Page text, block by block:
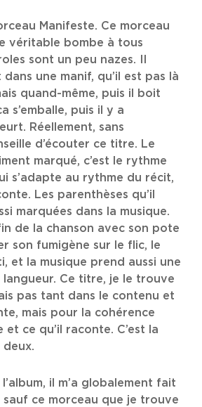
Manifeste. Ce morceau
véritable bombe à tous
sont un peu nazes. Il
une manif, qu’il est pas là
quand-même, puis il boit
s’emballe, puis il y a
Réellement, sans
d’écouter ce titre. Le
marqué, c’est le rythme
s’adapte au rythme du récit,
Les parenthèses qu’il
marquées dans la musique.
de la chanson avec son pote
son fumigène sur le flic, le
et la musique prend aussi une
langueur. Ce titre, je le trouve
pas tant dans le contenu et
mais pour la cohérence
et ce qu’il raconte. C’est la
il m’a globalement fait
sauf ce morceau que je trouve